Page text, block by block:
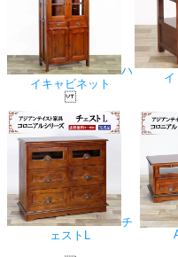
ハ
イキャビネット
チ
ェストL